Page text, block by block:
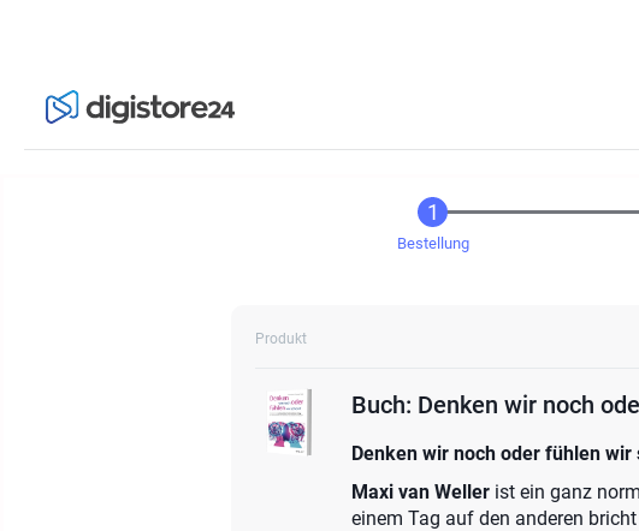
Bestellung
Produkt
Buch: Denken wir noch
Denken wir noch oder fühlen wir
Maxi van Weller ist ein ganz
einem Tag auf den anderen